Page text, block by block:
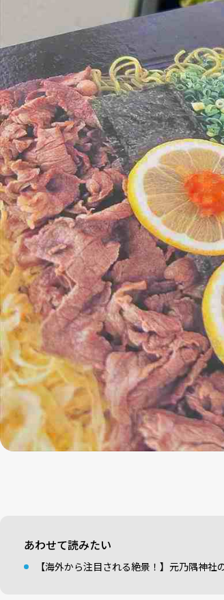
あわせて読みたい
【海外から注目される絶景！】元乃隅神